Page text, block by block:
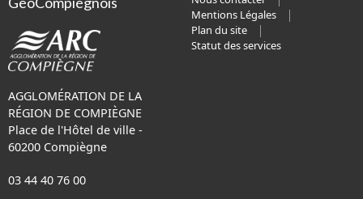
AGGLOMÉRATION DE LA
RÉGION DE COMPIÈGNE
Place de l'Hôtel de ville -
60200 Compiègne
03 44 40 76 00
Mentions Légales
Plan du site
Statut des services